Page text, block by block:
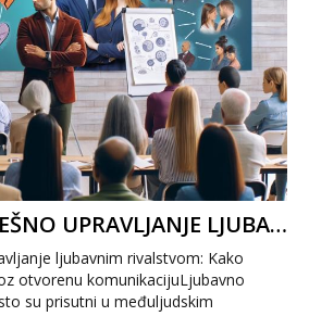
SAVJETI ZA USPJEŠNO UPRAVLJANJE LJUBAVNIM RIVALSTVOM: KAKO PREVLADATI LJUBOMORU
ljubavnim rivalstvom: Kako
otvorenu komunikacijuLjubavno
su prisutni u međuljudskim